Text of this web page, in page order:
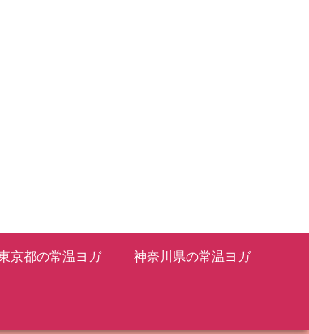
京都の常温ヨガ 神奈川県の常温ヨガ